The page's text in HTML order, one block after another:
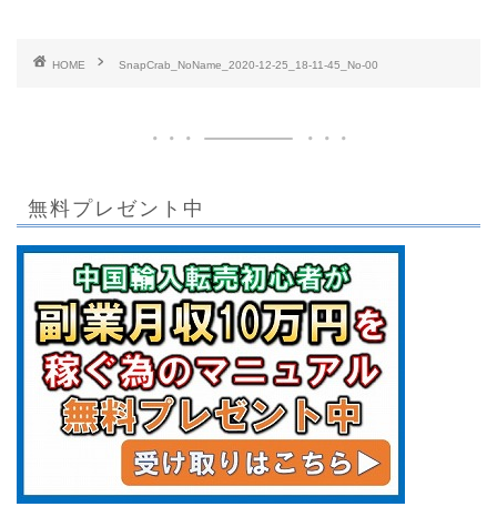
HOME SnapCrab_NoName_2020-12-25_18-11-45_No-00
無料プレゼント中